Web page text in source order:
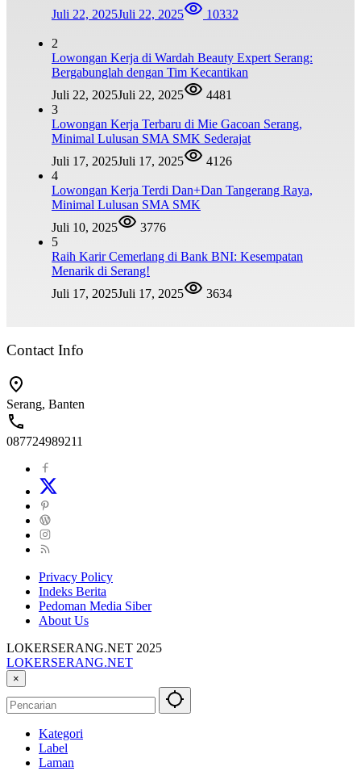
Juli 22, 2025Juli 22, 2025 10332
2
Lowongan Kerja di Wardah Beauty Expert Serang:
Bergabunglah dengan Tim Kecantikan
Juli 22, 2025Juli 22, 2025
4481
3
Lowongan Kerja Terbaru di Mie Gacoan Serang,
Minimal Lulusan SMA SMK Sederajat
Juli 17, 2025Juli 17, 2025
4126
4
Lowongan Kerja Terdi Dan+Dan Tangerang Raya,
Minimal Lulusan SMA SMK
Juli 10, 2025
3776
5
Raih Karir Cemerlang di Bank BNI: Kesempatan
Menarik di Serang!
Juli 17, 2025Juli 17, 2025 3634
Contact Info
Serang, Banten
087724989211
Privacy Policy
Indeks Berita
Pedoman Media Siber
About Us
LOKERSERANG.NET 2025
LOKERSERANG.NET
Info
Lowongan
Kerja
Sekitarnya
×
Kategori
Label
Laman